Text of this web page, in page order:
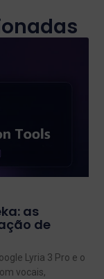
as
de
Lyria 3 Pro e o
vocais,